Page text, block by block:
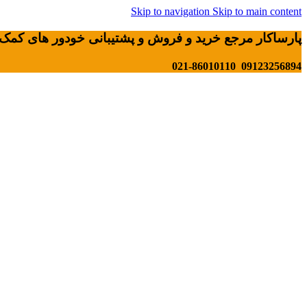
Skip to navigation Skip to main content
پارساکار مرجع خرید و فروش و پشتیبانی خودور های کمک
09123256894 021-86010110